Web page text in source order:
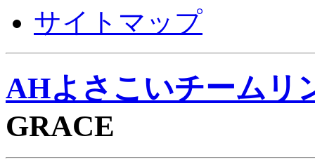
サイトマップ
AHよさこいチームリ
GRACE